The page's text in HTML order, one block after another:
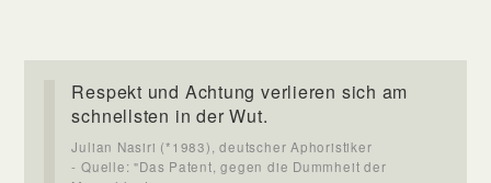
Respekt und Achtung verlieren sich am
schnellsten in der Wut.
Julian Nasiri (*1983), deutscher Aphoristiker
- Quelle: "Das Patent, gegen die Dummheit der